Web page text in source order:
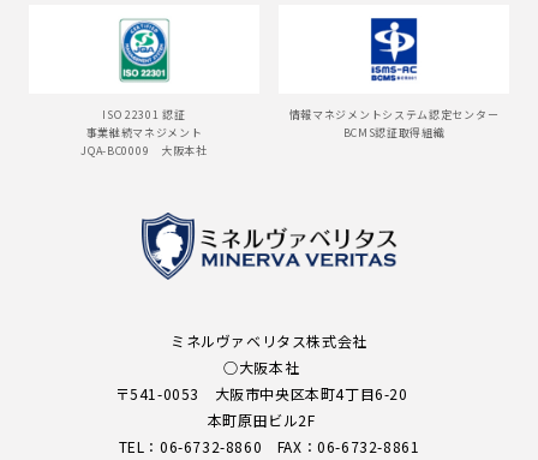
ISO 22301 認証
事業継続マネジメント
JQA-BC0009 大阪本社
情報マネジメントシステム認定センター
BCMS認証取得組織
ミネルヴァベリタス株式会社
○大阪本社
〒541-0053 大阪市中央区本町4丁目6-20
本町原田ビル2F
TEL： 06-6732-8860 FAX：06-6732-8861